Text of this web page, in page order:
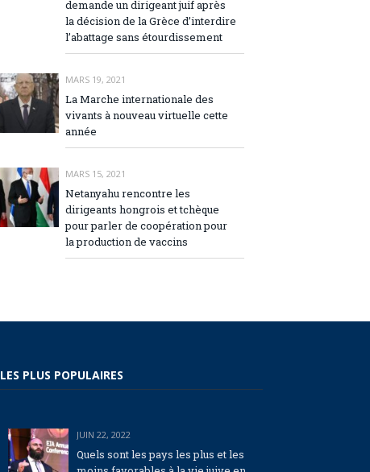
demande un dirigeant juif après
la décision de la Grèce d’interdire
l’abattage sans étourdissement
MARS 19, 2021
La Marche internationale des
vivants à nouveau virtuelle cette
année
MARS 15, 2021
Netanyahu rencontre les
dirigeants hongrois et tchèque
pour parler de coopération pour
la production de vaccins
LES PLUS POPULAIRES
JUIN 22, 2022
Quels sont les pays les plus et les